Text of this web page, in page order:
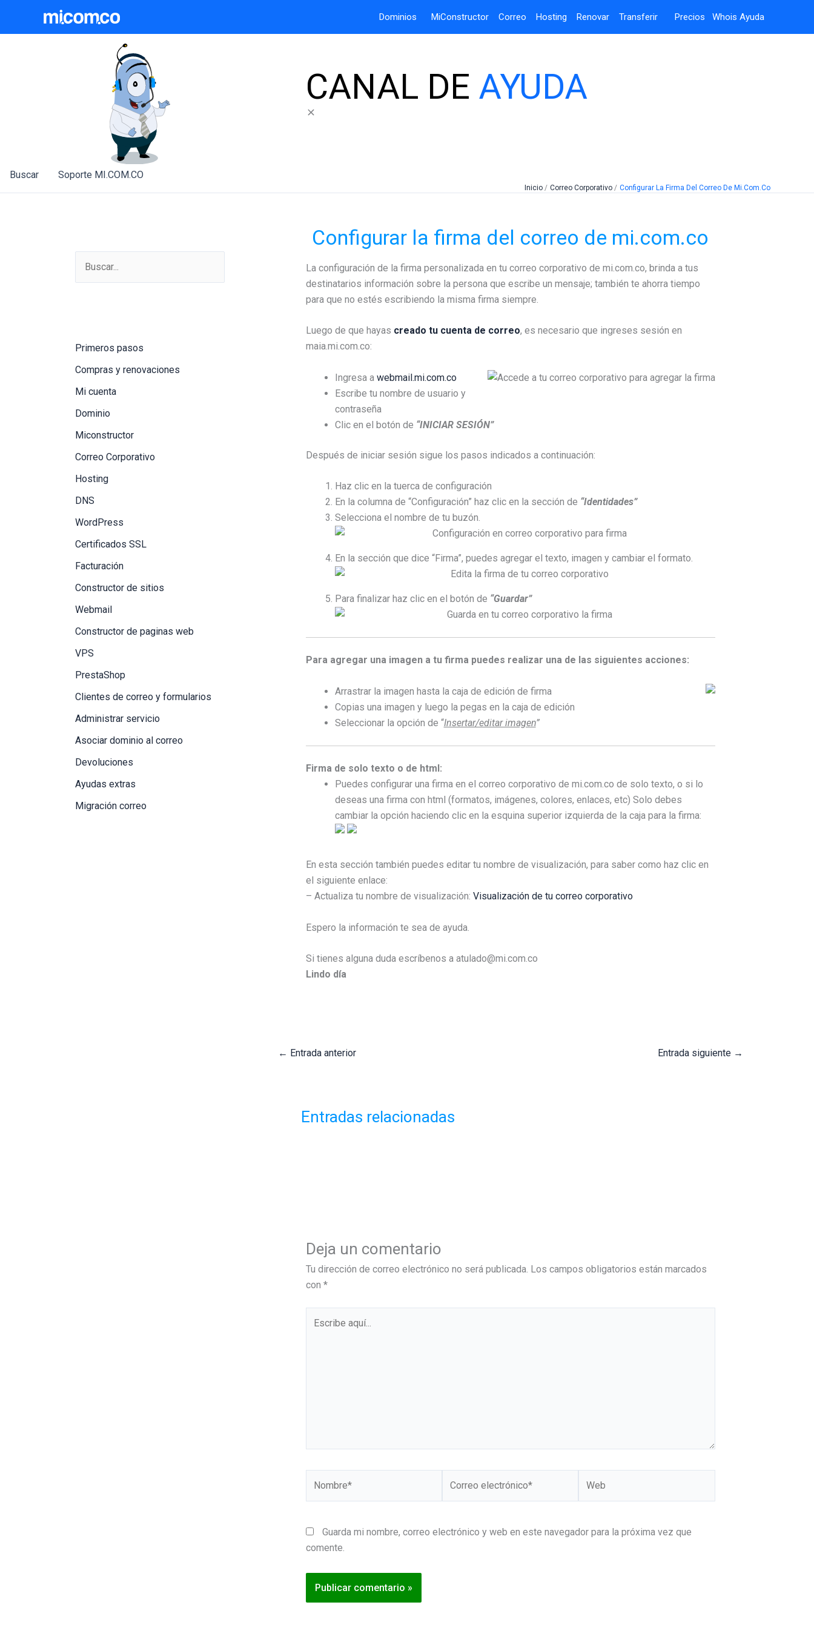
Dominios MiConstructor Correo Hosting Renovar Transferir Precios Whois Ayuda
CANAL DE AYUDA
Buscar Soporte MI.COM.CO
Inicio Correo Corporativo Configurar La Firma Del Correo De Mi.com.co
Primeros pasos
Compras y renovaciones
Mi cuenta
Dominio
Miconstructor
Correo Corporativo
Hosting
DNS
WordPress
Certificados SSL
Facturación
Constructor de sitios
Webmail
Constructor de paginas web
VPS
PrestaShop
Clientes de correo y formularios
Administrar servicio
Asociar dominio al correo
Devoluciones
Ayudas extras
Migración correo
Configurar la firma del correo de mi.com.co
La configuración de la firma personalizada en tu correo corporativo de mi.com.co, brinda a tus
destinatarios información sobre la persona que escribe un mensaje; también te ahorra tiempo
para que no estés escribiendo la misma firma siempre.
Luego de que hayas creado tu cuenta de correo, es necesario que ingreses sesión en
maia.mi.com.co:
​Ingresa a webmail.mi.com.co
Escribe tu nombre de usuario y
contraseña
Clic en el botón de “INICIAR SESIÓN”
Después de iniciar sesión sigue los pasos indicados a continuación:
Haz clic en la tuerca de configuración
En la columna de “Configuración” haz clic en la sección de “Identidades”
Selecciona el nombre de tu buzón.
En la sección que dice “Firma”, puedes agregar el texto, imagen y cambiar el formato.
Para finalizar haz clic en el botón de “Guardar”
Para agregar una imagen a tu firma puedes realizar una de las siguientes acciones:
Arrastrar la imagen hasta la caja de edición de firma
Copias una imagen y luego la pegas en la caja de edición
Seleccionar la opción de “Insertar/editar imagen”
Firma de solo texto o de html:
Puedes configurar una firma en el correo corporativo de mi.com.co de solo texto, o si lo
deseas una firma con html (formatos, imágenes, colores, enlaces, etc) Solo debes
cambiar la opción haciendo clic en la esquina superior izquierda de la caja para la firma:
En esta sección también puedes editar tu nombre de visualización, para saber como haz clic en
el siguiente enlace:
– Actualiza tu nombre de visualización: Visualización de tu correo corporativo
Espero la información te sea de ayuda.
Si tienes alguna duda escríbenos a atulado@mi.com.co
Lindo día
← Entrada anterior Entrada siguiente →
Entradas relacionadas
Deja un comentario
Tu dirección de correo electrónico no será publicada. Los campos obligatorios están marcados
con *
aquí...
electrónico*
Guarda mi nombre, correo electrónico y web en este navegador para la próxima vez que
comente.